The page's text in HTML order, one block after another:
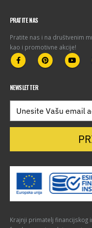
PRATITE NAS
Pratite nas i na društvenim
kao i promotivne akcije!
NEWSLETTER
Krajnji primatelj financijskog